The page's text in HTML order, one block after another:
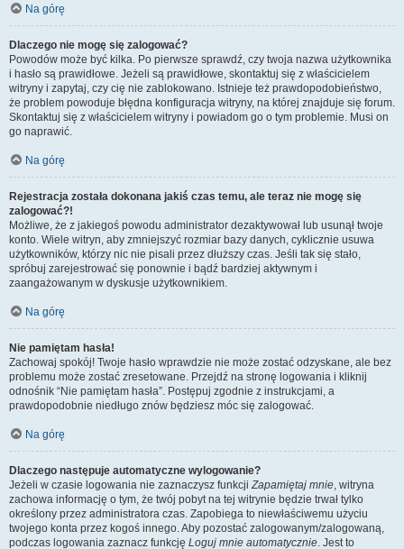
Na górę
Dlaczego nie mogę się zalogować?
Powodów może być kilka. Po pierwsze sprawdź, czy twoja nazwa użytkownika
i hasło są prawidłowe. Jeżeli są prawidłowe, skontaktuj się z właścicielem
witryny i zapytaj, czy cię nie zablokowano. Istnieje też prawdopodobieństwo,
że problem powoduje błędna konfiguracja witryny, na której znajduje się forum.
Skontaktuj się z właścicielem witryny i powiadom go o tym problemie. Musi on
go naprawić.
Na górę
Rejestracja została dokonana jakiś czas temu, ale teraz nie mogę się
zalogować?!
Możliwe, że z jakiegoś powodu administrator dezaktywował lub usunął twoje
konto. Wiele witryn, aby zmniejszyć rozmiar bazy danych, cyklicznie usuwa
użytkowników, którzy nic nie pisali przez dłuższy czas. Jeśli tak się stało,
spróbuj zarejestrować się ponownie i bądź bardziej aktywnym i
zaangażowanym w dyskusje użytkownikiem.
Na górę
Nie pamiętam hasła!
Zachowaj spokój! Twoje hasło wprawdzie nie może zostać odzyskane, ale bez
problemu może zostać zresetowane. Przejdź na stronę logowania i kliknij
odnośnik “Nie pamiętam hasła”. Postępuj zgodnie z instrukcjami, a
prawdopodobnie niedługo znów będziesz móc się zalogować.
Na górę
Dlaczego następuje automatyczne wylogowanie?
Jeżeli w czasie logowania nie zaznaczysz funkcjiZapamiętaj mnie, witryna
zachowa informację o tym, że twój pobyt na tej witrynie będzie trwał tylko
określony przez administratora czas. Zapobiega to niewłaściwemu użyciu
twojego konta przez kogoś innego. Aby pozostać zalogowanym/zalogowaną,
podczas logowania zaznacz funkcję Loguj mnie automatycznie. Jest to